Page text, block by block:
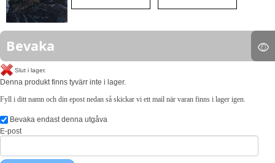
Bevaka
Slut i lager.
Denna produkt finns tyvärr inte i lager.
Fyll i ditt namn och din epost nedan så skickar vi ett mail när varan finns i lager igen.
Bevaka endast denna utgåva
E-post